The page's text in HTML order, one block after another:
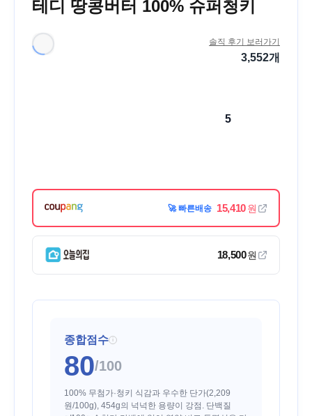
테디 땅콩버터 100% 슈퍼청키
솔직 후기 보러가기
3,552개
5
🚀 빠른배송 15,410원
18,500원
종합점수 i
80/100
100% 무첨가·청키 식감과 우수한 단가(2,209
원/100g), 454g의 넉넉한 용량이 강점. 단백질